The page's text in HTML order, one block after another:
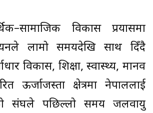
विकास प्रयासमा
लामो समयदेखि साथ दिँदै
विकास, शिक्षा, स्वास्थ्य, मानव
ऊर्जाजस्ता क्षेत्रमा नेपाललाई
संघले पछिल्लो समय जलवायु